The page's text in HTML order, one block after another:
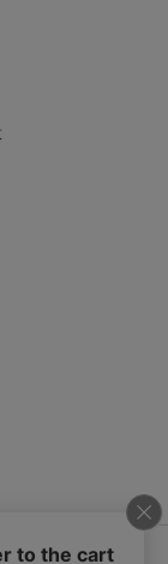
い | サイトマップ